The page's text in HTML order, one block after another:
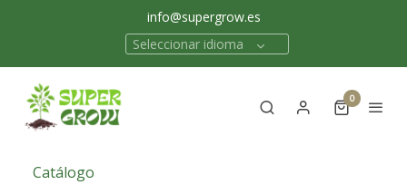
info@supergrow.es
Seleccionar idioma
0
Catálogo